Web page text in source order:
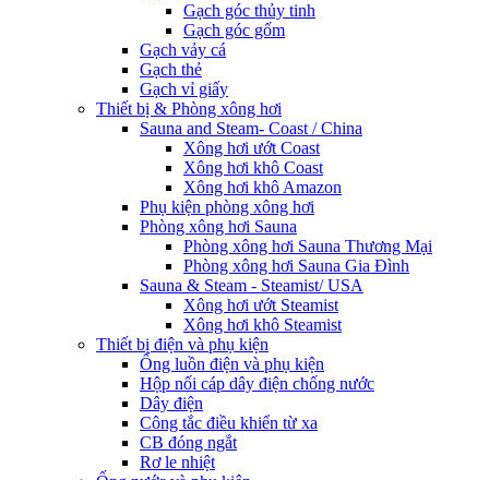
Gạch góc thủy tinh
Gạch góc gốm
Gạch vảy cá
Gạch thẻ
Gạch vỉ giấy
Thiết bị & Phòng xông hơi
Sauna and Steam- Coast / China
Xông hơi ướt Coast
Xông hơi khô Coast
Xông hơi khô Amazon
Phụ kiện phòng xông hơi
Phòng xông hơi Sauna
Phòng xông hơi Sauna Thương Mại
Phòng xông hơi Sauna Gia Đình
Sauna & Steam - Steamist/ USA
Xông hơi ướt Steamist
Xông hơi khô Steamist
Thiết bị điện và phụ kiện
Ống luồn điện và phụ kiện
Hộp nối cáp dây điện chống nước
Dây điện
Công tắc điều khiển từ xa
CB đóng ngắt
Rơ le nhiệt